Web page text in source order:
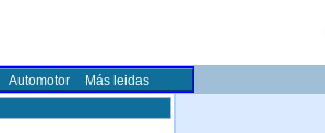
Automotor Más leidas